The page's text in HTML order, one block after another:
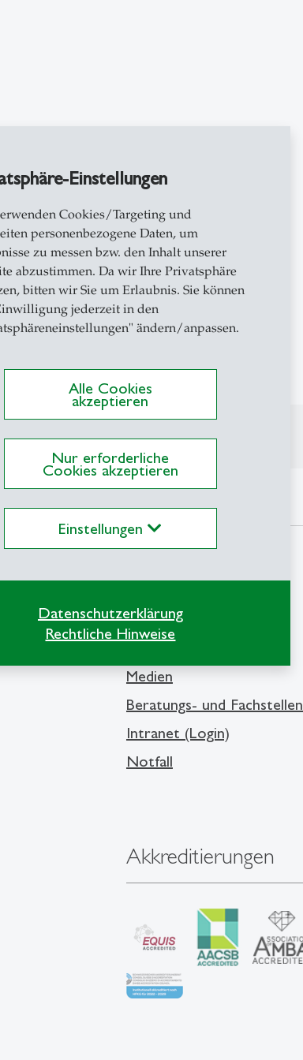
Einstellungen
Cookies/Targeting und
personenbezogene Daten, um
zu messen bzw. den Inhalt unserer
abzustimmen. Da wir Ihre Privatsphäre
bitten wir Sie um Erlaubnis. Sie können
jederzeit in den
ändern/anpassen.
Alle Cookies
akzeptieren
Nur erforderliche
Cookies akzeptieren
Einstellungen
Datenschutzerklärung
Rechtliche Hinweise
Alexandria
Kontakt und Lageplan
Bibliothek
Medien
Beratungs- und Fachstellen
Intranet (Login)
Notfall
Akkreditierungen